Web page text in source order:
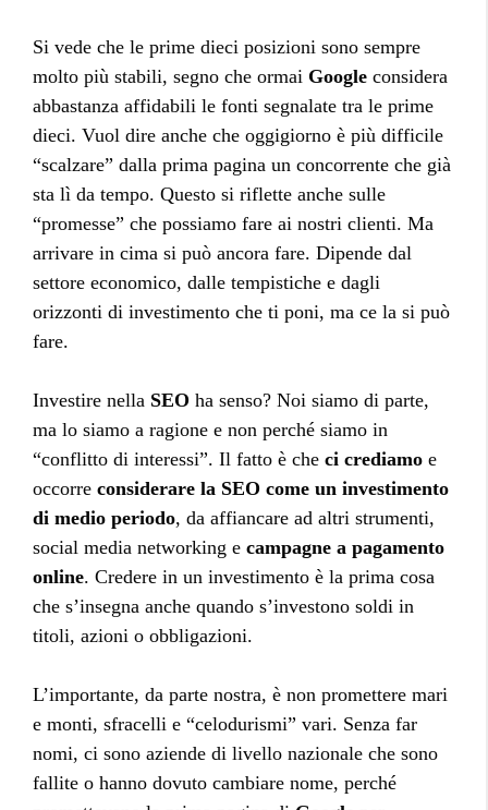
Si vede che le prime dieci posizioni sono sempre
molto più stabili, segno che ormai Google considera
abbastanza affidabili le fonti segnalate tra le prime
dieci. Vuol dire anche che oggigiorno è più difficile
“scalzare” dalla prima pagina un concorrente che già
sta lì da tempo. Questo si riflette anche sulle
“promesse” che possiamo fare ai nostri clienti. Ma
arrivare in cima si può ancora fare. Dipende dal
settore economico, dalle tempistiche e dagli
orizzonti di investimento che ti poni, ma ce la si può
fare.
Investire nella SEO ha senso? Noi siamo di parte,
ma lo siamo a ragione e non perché siamo in
“conflitto di interessi”. Il fatto è che ci crediamo e
occorre considerare la SEO come un investimento
di medio periodo, da affiancare ad altri strumenti,
social media networking e campagne a pagamento
online. Credere in un investimento è la prima cosa
che s’insegna anche quando s’investono soldi in
titoli, azioni o obbligazioni.
L’importante, da parte nostra, è non promettere mari
e monti, sfracelli e “celodurismi” vari. Senza far
nomi, ci sono aziende di livello nazionale che sono
fallite o hanno dovuto cambiare nome, perché